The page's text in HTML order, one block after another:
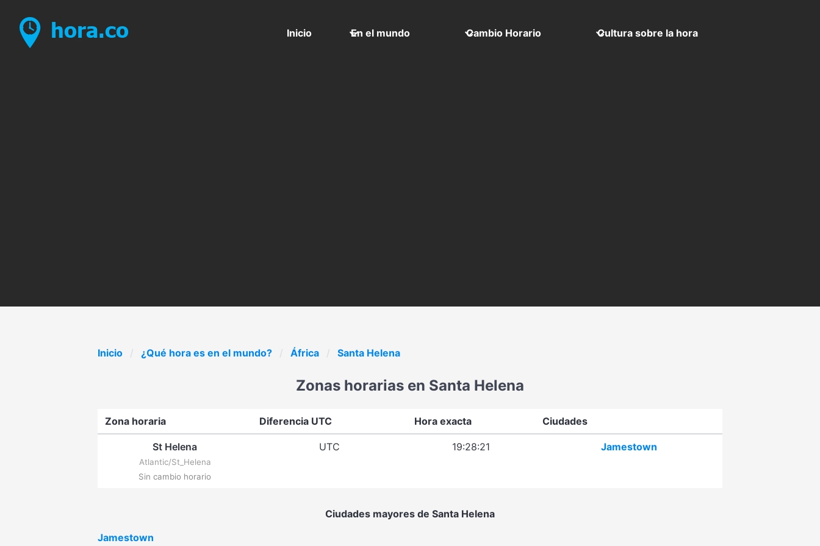
Inicio En el mundo Cambio Horario Cultura sobre la hora
Inicio ¿Qué hora es en el mundo? África Santa Helena
Zonas horarias en Santa Helena
Zona horaria Diferencia UTC Hora exacta Ciudades
St Helena
Atlantic/St_Helena
Sin cambio horario
UTC 19:28:21 Jamestown
Ciudades mayores de Santa Helena
Jamestown